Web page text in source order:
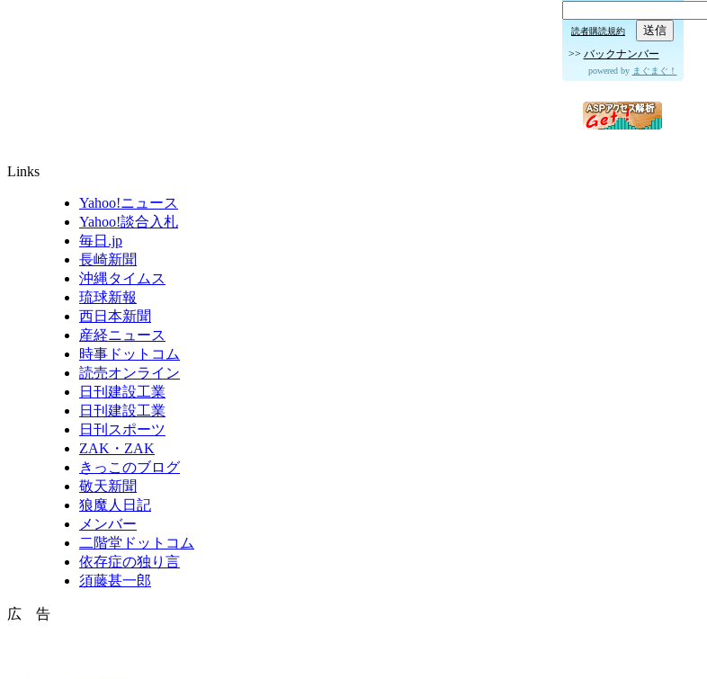
読者購読規約
>> バックナンバー
powered by まぐまぐ！
Links
Yahoo!ニュース
Yahoo!談合入札
毎日.jp
長崎新聞
沖縄タイムス
琉球新報
西日本新聞
産経ニュース
時事ドットコム
読売オンライン
日刊建設工業
日刊建設工業
日刊スポーツ
ZAK・ZAK
きっこのブログ
敬天新聞
狼魔人日記
メンバー
二階堂ドットコム
依存症の独り言
須藤甚一郎
広 告